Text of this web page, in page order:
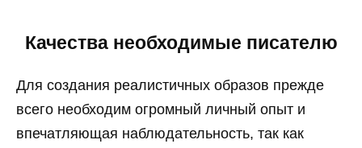
Качества необходимые писателю
Для создания реалистичных образов прежде
всего необходим огромный личный опыт и
впечатляющая наблюдательность, так как